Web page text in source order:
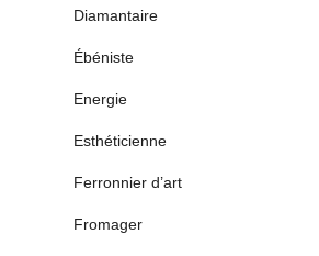
Diamantaire
Ébéniste
Energie
Esthéticienne
Ferronnier d’art
Fromager